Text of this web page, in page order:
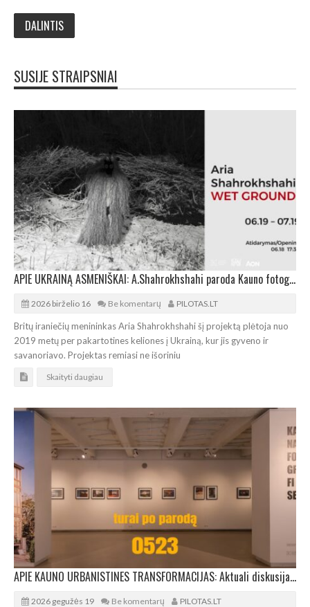
SUSIJE STRAIPSNIAI
APIE UKRAINĄ ASMENIŠKAI: A.Shahrokhshahi paroda Kauno fotografijos galerijoje
2026 birželio 16 Be komentarų PILOTAS.LT
Britų iraniečių menininkas Aria Shahrokhshahi šį projektą plėtoja nuo
2019 metų per pakartotines keliones į Ukrainą, kur jis gyveno ir
savanoriavo. Projektas remiasi ne išoriniu
Skaityti daugiau
APIE KAUNO URBANISTINES TRANSFORMACIJAS: Aktuali diskusija Kauno fotografijos galerijoje
2026 gegužės 19 Be komentarų PILOTAS.LT